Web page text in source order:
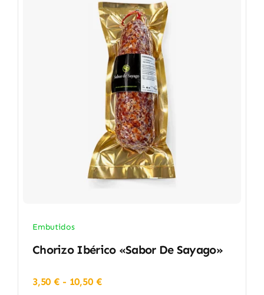
Embutidos
Chorizo Ibérico «Sabor De Sayago»
3,50€ - 10,50 €Rango